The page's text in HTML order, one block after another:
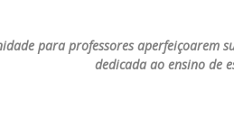
para professores aperfeiçoarem
dedicada ao ensino de